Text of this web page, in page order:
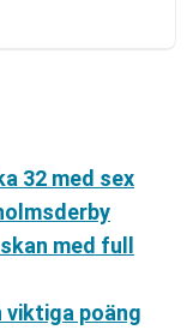
32 med sex
med full
viktiga poäng